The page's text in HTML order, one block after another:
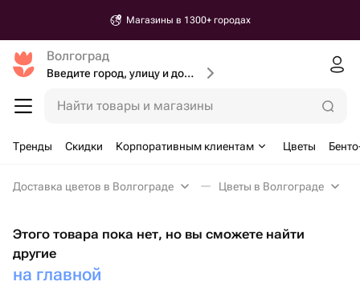
Магазины в 1300+ городах
Волгоград
Введите город, улицу и дом доставки
Найти товары и магазины
Тренды Скидки Корпоративным клиентам Цветы
Доставка цветов в Волгограде Цветы в Волгограде
Этого товара пока нет, но вы сможете найти
другие
на главной